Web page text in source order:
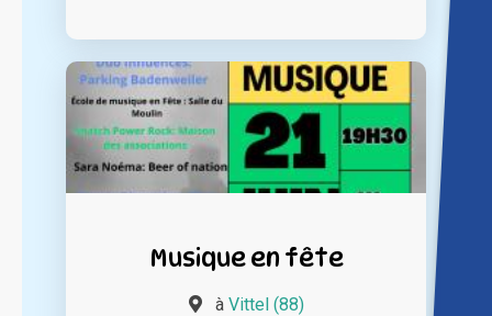
Musique en fête
à Vittel (88)